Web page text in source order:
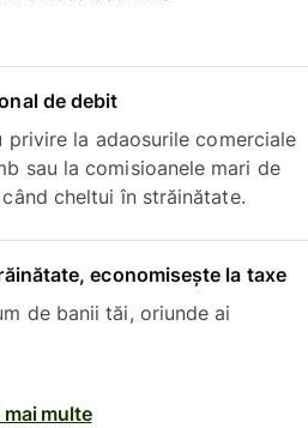
de debit
la adaosurile comerciale
sau la comisioanele mari de
cheltui în străinătate.
economisește la taxe
de banii tăi, oriunde ai
multe